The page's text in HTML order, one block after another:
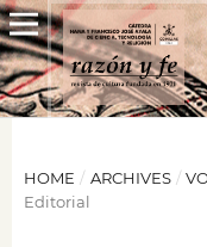
HOME / ARCHIVES /
Editorial